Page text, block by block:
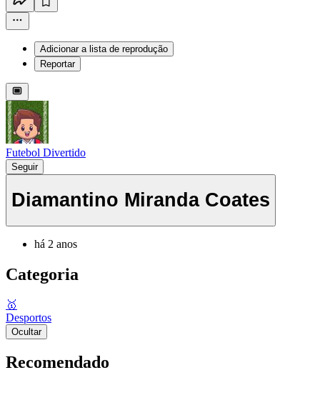
Adicionar a lista de reprodução
Reportar
Futebol Divertido
Seguir
Diamantino Miranda Coates
há 2 anos
Categoria
🥇
Desportos
Ocultar
Recomendado